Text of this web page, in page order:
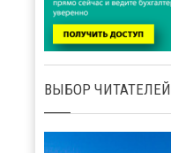
ВЫБОР ЧИТАТЕЛЕЙ